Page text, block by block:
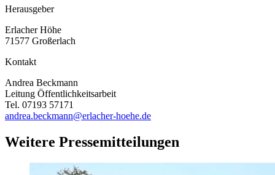
Herausgeber
Erlacher Höhe
71577 Großerlach
Kontakt
Andrea Beckmann
Leitung Öffentlichkeitsarbeit
Tel. 07193 57171
andrea.beckmann@erlacher-hoehe.de
Weitere Pressemitteilungen